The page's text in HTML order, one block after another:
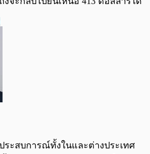
ะสบการณ์ทั้งในและต่างประเทศ